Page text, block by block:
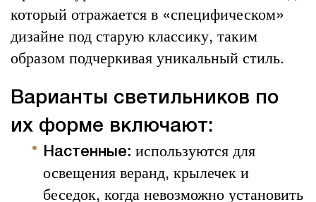
который отражается в «специфическом»
дизайне под старую классику, таким
образом подчеркивая уникальный стиль.
Варианты светильников по
их форме включают:
Настенные: используются для
освещения веранд, крылечек и
беседок, когда невозможно установить